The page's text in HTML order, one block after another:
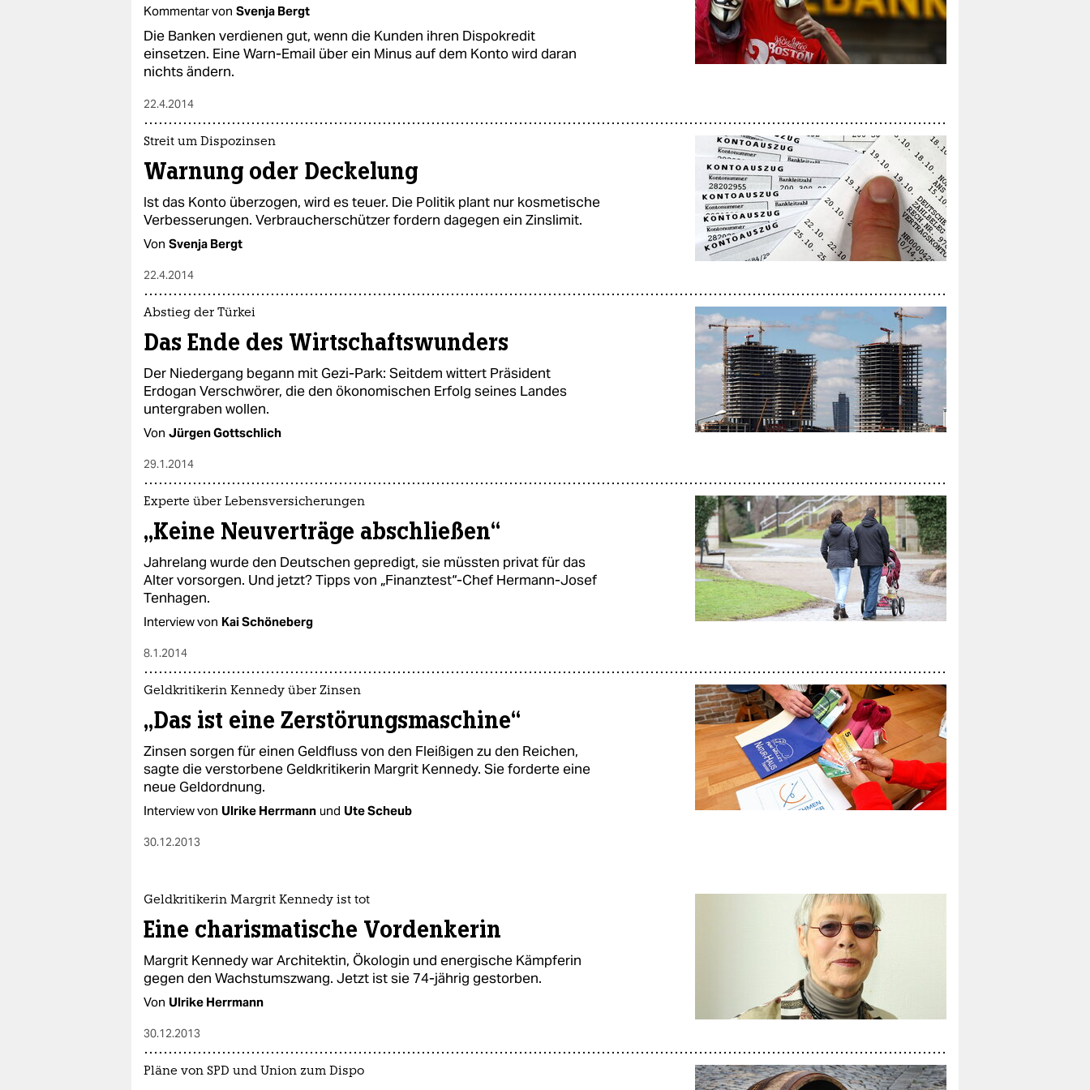
Kommentar von Svenja Bergt
Die Banken verdienen gut, wenn die Kunden ihren Dispokredit
einsetzen. Eine Warn-Email über ein Minus auf dem Konto wird daran
nichts ändern.
22.4.2014
Streit um Dispozinsen
Warnung oder Deckelung
Ist das Konto überzogen, wird es teuer. Die Politik plant nur kosmetische
Verbesserungen. Verbraucherschützer fordern dagegen ein Zinslimit.
Von Svenja Bergt
22.4.2014
Abstieg der Türkei
Das Ende des Wirtschaftswunders
Der Niedergang begann mit Gezi-Park: Seitdem wittert Präsident
Erdogan Verschwörer, die den ökonomischen Erfolg seines Landes
untergraben wollen.
Von Jürgen Gottschlich
29.1.2014
Experte über Lebensversicherungen
„Keine Neuverträge abschließen“
Jahrelang wurde den Deutschen gepredigt, sie müssten privat für das
Alter vorsorgen. Und jetzt? Tipps von „Finanztest“-Chef Hermann-Josef
Tenhagen.
Interview von Kai Schöneberg
8.1.2014
Geldkritikerin Kennedy über Zinsen
„Das ist eine Zerstörungsmaschine“
Zinsen sorgen für einen Geldfluss von den Fleißigen zu den Reichen,
sagte die verstorbene Geldkritikerin Margrit Kennedy. Sie forderte eine
neue Geldordnung.
Interview von Ulrike Herrmann und Ute Scheub
30.12.2013
Geldkritikerin Margrit Kennedy ist tot
Eine charismatische Vordenkerin
Margrit Kennedy war Architektin, Ökologin und energische Kämpferin
gegen den Wachstumszwang. Jetzt ist sie 74-jährig gestorben.
Von Ulrike Herrmann
30.12.2013
Pläne von SPD und Union zum Dispo